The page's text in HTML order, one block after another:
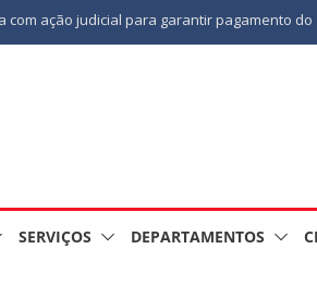
com ação judicial para garantir pagamento do
SERVIÇOS DEPARTAMENTOS